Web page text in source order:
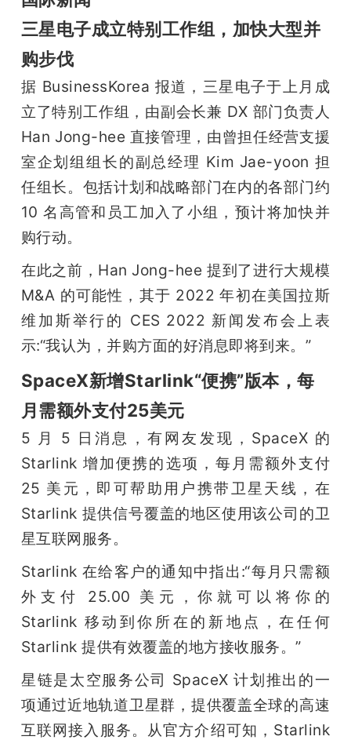
三星电子成立特别工作组，加快大型并
购步伐
据 BusinessKorea 报道，三星电子于上月成
立了特别工作组，由副会长兼 DX 部门负责人
Han Jong-hee 直接管理，由曾担任经营支援
室企划组组长的副总经理 Kim Jae-yoon 担
任组长。包括计划和战略部门在内的各部门约
10 名高管和员工加入了小组，预计将加快并
购行动。
在此之前，Han Jong-hee 提到了进行大规模
M&A 的可能性，其于 2022 年初在美国拉斯
维加斯举行的 CES 2022 新闻发布会上表
示:“我认为，并购方面的好消息即将到来。”
SpaceX新增Starlink“便携”版本，每
月需额外支付25美元
5 月 5 日消息，有网友发现，SpaceX 的
Starlink 增加便携的选项，每月需额外支付
25 美元，即可帮助用户携带卫星天线，在
Starlink 提供信号覆盖的地区使用该公司的卫
星互联网服务。
Starlink 在给客户的通知中指出:“每月只需额
外支付 25.00 美元，你就可以将你的
Starlink 移动到你所在的新地点，在任何
Starlink 提供有效覆盖的地方接收服务。”
星链是太空服务公司 SpaceX 计划推出的一
项通过近地轨道卫星群，提供覆盖全球的高速
互联网接入服务。从官方介绍可知，Starlink